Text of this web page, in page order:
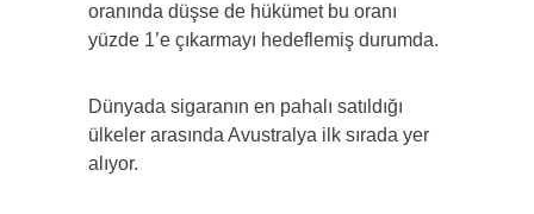
oranında düşse de hükümet bu oranı
yüzde 1’e çıkarmayı hedeflemiş durumda.
Dünyada sigaranın en pahalı satıldığı
ülkeler arasında Avustralya ilk sırada yer
alıyor.